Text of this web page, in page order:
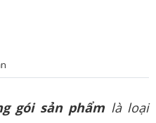
gói sản phẩm là loại